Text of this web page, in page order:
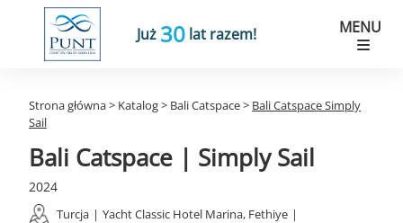
Już 30 lat razem! MENU
Strona główna> Katalog> Bali Catspace> Bali Catspace Simply
Sail
Bali Catspace | Simply Sail
2024
Turcja | Yacht Classic Hotel Marina, Fethiye |